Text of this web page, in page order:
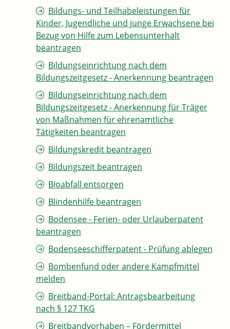
Bildungs- und Teilhabeleistungen für
Kinder, Jugendliche und junge Erwachsene bei
Bezug von Hilfe zum Lebensunterhalt
beantragen
Bildungseinrichtung nach dem
Bildungszeitgesetz - Anerkennung beantragen
Bildungseinrichtung nach dem
Bildungszeitgesetz - Anerkennung für Träger
von Maßnahmen für ehrenamtliche
Tätigkeiten beantragen
Bildungskredit beantragen
Bildungszeit beantragen
Bioabfall entsorgen
Blindenhilfe beantragen
Bodensee - Ferien- oder Urlauberpatent
beantragen
Bodenseeschifferpatent - Prüfung ablegen
Bombenfund oder andere Kampfmittel
melden
Breitband-Portal: Antragsbearbeitung
nach § 127 TKG
Breitbandvorhaben – Fördermittel